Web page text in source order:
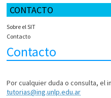
CONTACTO
Sobre el SIT
Contacto
Contacto
Por cualquier duda o consulta, el
tutorias@ing.unlp.edu.ar